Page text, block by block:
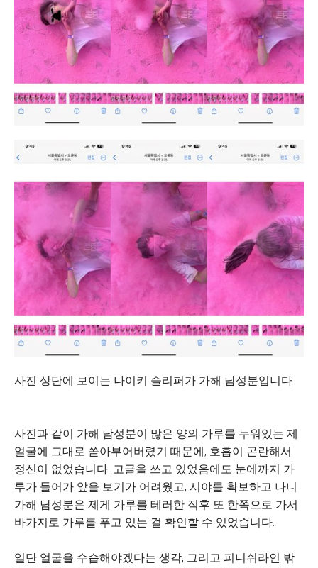
사진 상단에 보이는 나이키 슬리퍼가 가해 남성분입니다.
사진과 같이 가해 남성분이 많은 양의 가루를 누워있는 제
얼굴에 그대로 쏟아부어버렸기 때문에, 호흡이 곤란해서
정신이 없었습니다. 고글을 쓰고 있었음에도 눈에까지 가
루가 들어가 앞을 보기가 어려웠고, 시야를 확보하고 나니
가해 남성분은 제게 가루를 테러한 직후 또 한쪽으로 가서
바가지로 가루를 푸고 있는 걸 확인할 수 있었습니다.
일단 얼굴을 수습해야겠다는 생각, 그리고 피니쉬라인 밖